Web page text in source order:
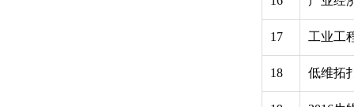
17 工业工
18 低维拓